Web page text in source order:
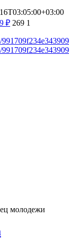
₽ 269 1
молодежи